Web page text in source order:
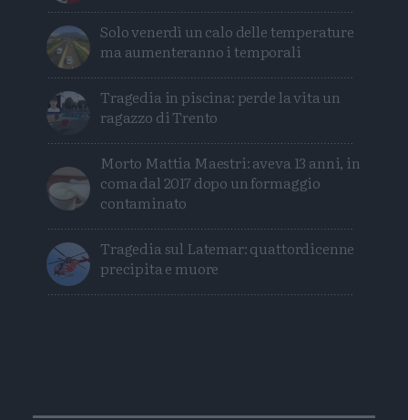
Solo venerdì un calo delle temperature
ma aumenteranno i temporali
Tragedia in piscina: perde la vita un
ragazzo di Trento
Morto Mattia Maestri: aveva 13 anni, in
coma dal 2017 dopo un formaggio
contaminato
Tragedia sul Latemar: quattordicenne
precipita e muore